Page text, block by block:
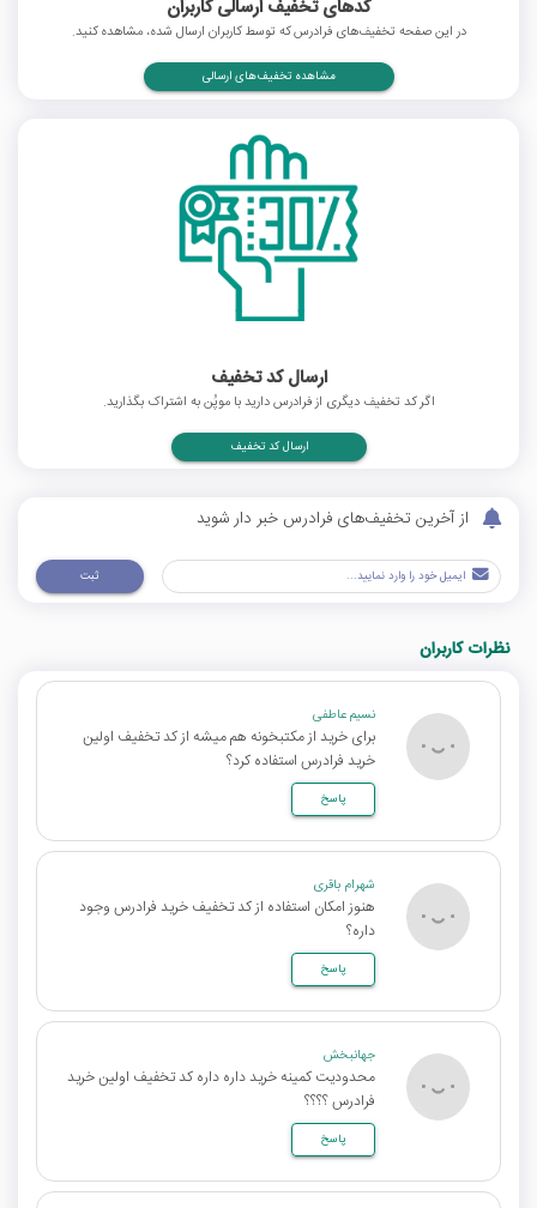
کدهای تخفیف ارسالی کاربران
در این صفحه تخفیف‌های فرادرس که توسط کاربران ارسال شده، مشاهده کنید.
مشاهده تخفیف‌های ارسالی
ارسال کد تخفیف
اگر کد تخفیف دیگری از فرادرس دارید با موپُن به اشتراک بگذارید.
ارسال کد تخفیف
از آخرین تخفیف‌های فرادرس خبر دار شوید
ثبت
نظرات کاربران
نسیم عاطفی
برای خرید از مکتبخونه هم میشه از کد تخفیف اولین
خرید فرادرس استفاده کرد؟
پاسخ
شهرام باقری
هنوز امکان استفاده از کد تخفیف خرید فرادرس وجود
داره؟
پاسخ
جهانبخش
محدودیت کمینه خرید داره داره کد تخفیف اولین خرید
فرادرس ؟؟؟؟
پاسخ